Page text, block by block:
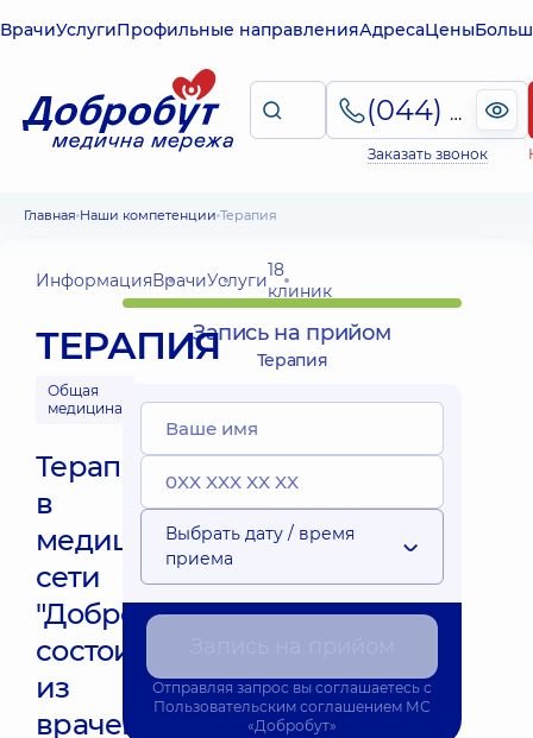
ВрачиУслугиПрофильные направленияАдресаЦены
(044) 495-2-888
Заказать звонок
Главная Наши компетенции Терапия
ИнформацияВрачиУслуги18
клиник
ТЕРАПИЯ
Общая
медицина
Терапия
в
медицинской
сети
"Добробут"
состоит
из
врачей
Запись на прийом
Терапия
Выбрать дату / время
приема
Отправляя запрос вы соглашаетесь с
Пользовательским соглашением МС
«Добробут»